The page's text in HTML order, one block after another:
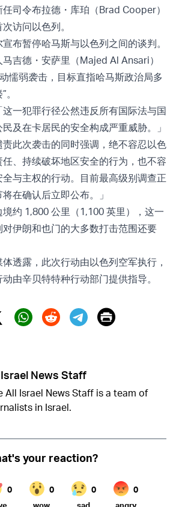
司令布拉德・库珀（Brad Cooper）
访问以色列。
布暂停哈马斯与以色列之间的谈判。
吉德・安萨里（Majed Al Ansari）
懦弱袭击，目标直指哈马斯政治局多
一犯罪行径公然违反所有国际法与国
及在卡居民的安全构成严重威胁。」
责此次袭击的同时强调，绝不容忍以色
、持续破坏地区安全的行为，也不容
与主权的行动。目前最高级别调查正
在确认后立即公布。」
约 1,800 公里（1,100 英里），这一
伊朗和也门的大多数打击范围还要
透露，此次行动由以色列空军执行，
由辛贝特特种行动部门提供指导。
(X)
Print
News Staff
All Israel News Staff is a team of
in Israel.